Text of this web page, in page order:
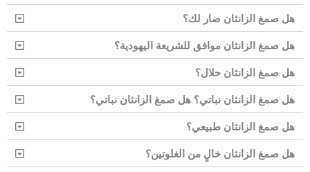
هل صمغ الزانثان ضار لك؟
هل صمغ الزانثان موافق للشريعة اليهودية؟
هل صمغ الزانثان حلال؟
هل صمغ الزانثان نباتي؟ هل صمغ الزانثان نباتي؟
هل صمغ الزانثان طبيعي؟
هل صمغ الزانثان خالٍ من الغلوتين؟